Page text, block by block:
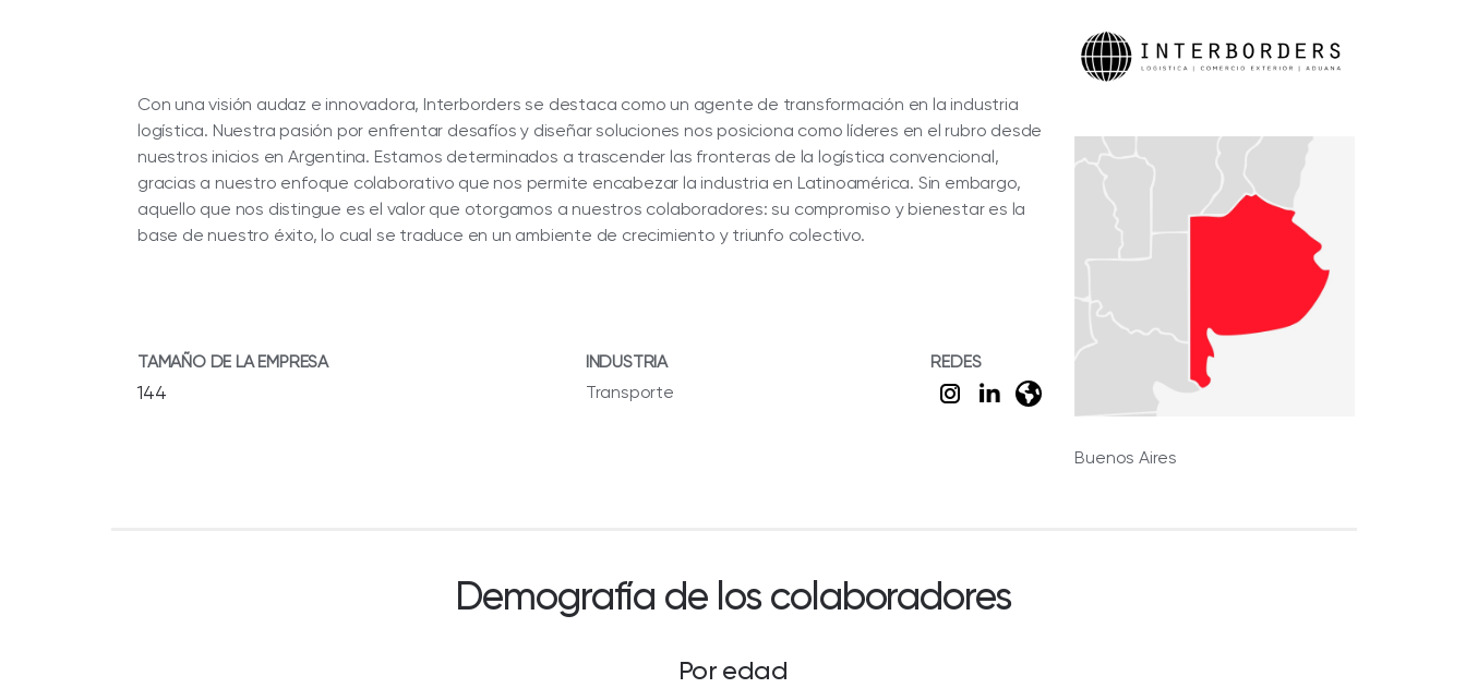
Con una visión audaz e innovadora, Interborders se destaca como un agente de transformación en la industria
logística. Nuestra pasión por enfrentar desafíos y diseñar soluciones nos posiciona como líderes en el rubro desde
nuestros inicios en Argentina. Estamos determinados a trascender las fronteras de la logística convencional,
gracias a nuestro enfoque colaborativo que nos permite encabezar la industria en Latinoamérica. Sin embargo,
aquello que nos distingue es el valor que otorgamos a nuestros colaboradores: su compromiso y bienestar es la
base de nuestro éxito, lo cual se traduce en un ambiente de crecimiento y triunfo colectivo.
TAMAÑO DE LA EMPRESA
144
INDUSTRIA
Transporte
REDES
Buenos Aires
Demografía de los colaboradores
Por edad